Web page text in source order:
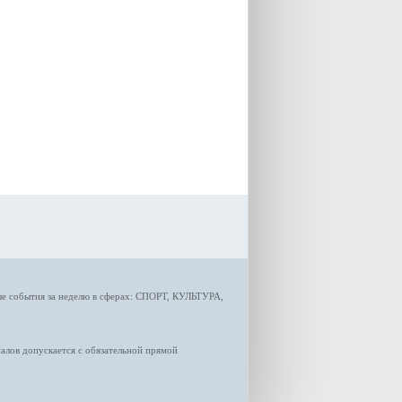
события за неделю в сферах: СПОРТ, КУЛЬТУРА,
допускается с обязательной прямой